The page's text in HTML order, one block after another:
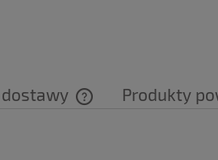
Produkty